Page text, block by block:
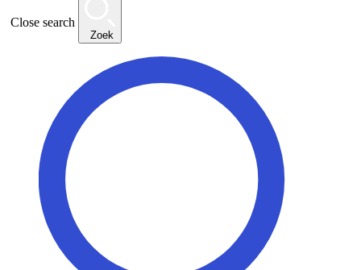
Close search
Zoek